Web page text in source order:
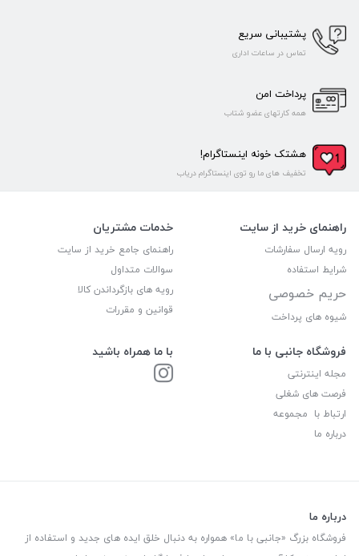
پشتیبانی سریع
تماس در ساعات اداری
پرداخت امن
همه کارتهای عضو شتاب
هشتک خونه اینستاگرام!
تخفیف های ما رو توی اینستاگرام دریاب
راهنمای خرید از سایت
رویه ارسال سفارشات
شرایط استفاده
حریم خصوصی
شیوه های پرداخت
خدمات مشتریان
راهنمای جامع خرید از سایت
سوالات متداول
رویه های بازگرداندن کالا
قوانین و مقررات
فروشگاه جانبی با ما
مجله اینترنتی
فرصت های شغلی
ارتباط با مجموعه
درباره ما
با ما همراه باشید
درباره ما
فروشگاه بزرگ «جانبی با ما» همواره به دنبال خلق ایده های جدید و استفاده از